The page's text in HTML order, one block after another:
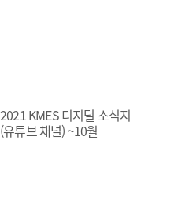
2021 KMES 디지털 소식지
(유튜브 채널) ~10월